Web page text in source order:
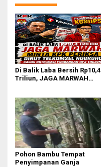
Di Balik Laba Bersih Rp10,4
Triliun, JAGA MARWAH
Dugaan Kasus Notifikasi
Perbankan
Pohon Bambu Tempat
Penyimpanan Ganja